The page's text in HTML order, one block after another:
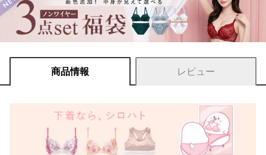
商品情報 レビュー